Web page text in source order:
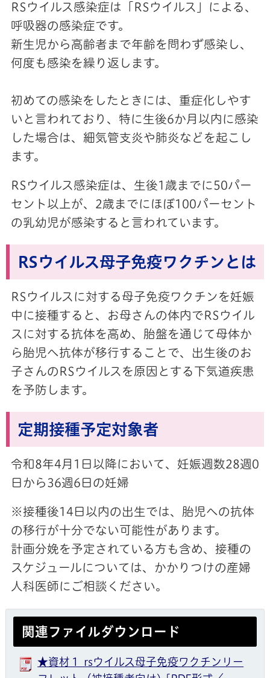
RSウイルス感染症は「RSウイルス」による、
呼吸器の感染症です。
新生児から高齢者まで年齢を問わず感染し、
何度も感染を繰り返します。
初めての感染をしたときには、重症化しやす
いと言われており、特に生後6か月以内に感染
した場合は、細気管支炎や肺炎などを起こし
ます。
RSウイルス感染症は、生後1歳までに50パー
セント以上が、2歳までにほぼ100パーセント
の乳幼児が感染すると言われています。
RSウイルス母子免疫ワクチンとは
RSウイルスに対する母子免疫ワクチンを妊娠
中に接種すると、お母さんの体内でRSウイル
スに対する抗体を高め、胎盤を通じて母体か
ら胎児へ抗体が移行することで、出生後のお
子さんのRSウイルスを原因とする下気道疾患
を予防します。
定期接種予定対象者
令和8年4月1日以降において、妊娠週数28週0
日から36週6日の妊婦
※接種後14日以内の出生では、胎児への抗体
の移行が十分でない可能性があります。
計画分娩を予定されている方も含め、接種の
スケジュールについては、かかりつけの産婦
人科医師にご相談ください。
関連ファイルダウンロード
★資材１ rsウイルス母子免疫ワクチンリー